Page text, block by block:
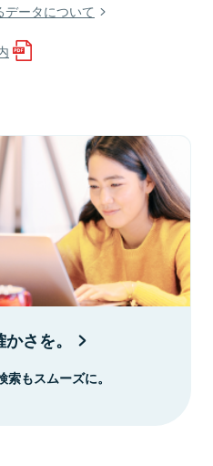
ータについて
さを。
もスムーズに。